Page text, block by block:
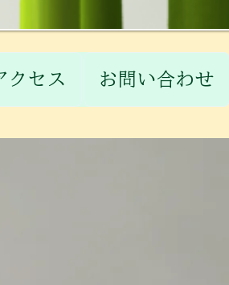
クセス お問い合わせ